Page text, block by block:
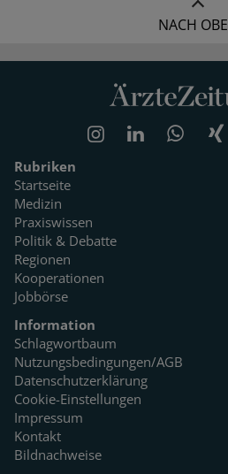
NACH
Rubriken
Startseite
Medizin
Praxiswissen
Politik & Debatte
Regionen
Kooperationen
Jobbörse
Information
Schlagwortbaum
Nutzungsbedingungen/AGB
Datenschutzerklärung
Cookie-Einstellungen
Impressum
Kontakt
Bildnachweise